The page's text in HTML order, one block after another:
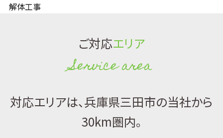
解体工事
ご対応エリア
Service area
対応エリアは、兵庫県三田市の当社から
30km圏内。